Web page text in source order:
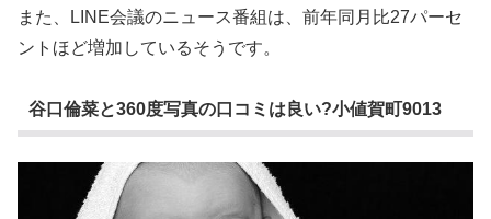
また、LINE会議のニュース番組は、前年同月比27パーセ
ントほど増加しているそうです。
谷口倫菜と360度写真の口コミは良い?小値賀町9013